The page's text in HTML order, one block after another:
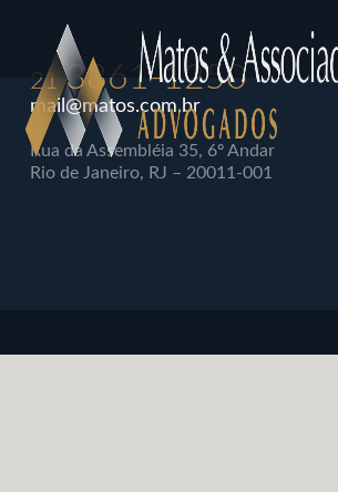
213861-1250
mail@matos.com.br
Rua da Assembléia 35, 6º Andar
Rio de Janeiro, RJ – 20011-001